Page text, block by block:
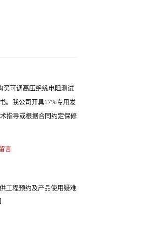
买可调高压绝缘电阻测试
。我公司开具17%专用发
指导或根据合同约定保修
言
工程预约及产品使用疑难